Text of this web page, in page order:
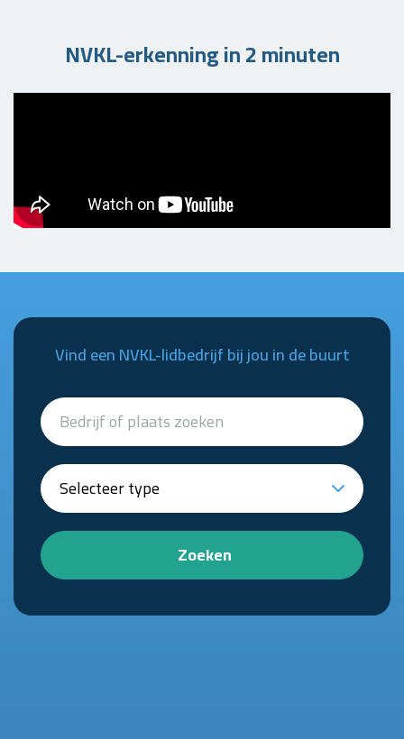
NVKL-erkenning in 2 minuten
Vind een NVKL-lidbedrijf bij jou in de buurt
Zoeken